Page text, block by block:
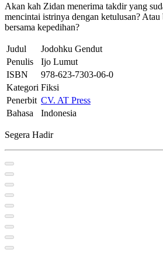
Akan kah Zidan menerima takdir yang
mencintai istrinya dengan ketulusan?
bersama kepedihan?
Judul
Jodohku Gendut
Penulis
Ijo Lumut
ISBN
978-623-7303-06-0
Kategori Fiksi
Penerbit CV. AT Press
Bahasa
Indonesia
Segera Hadir